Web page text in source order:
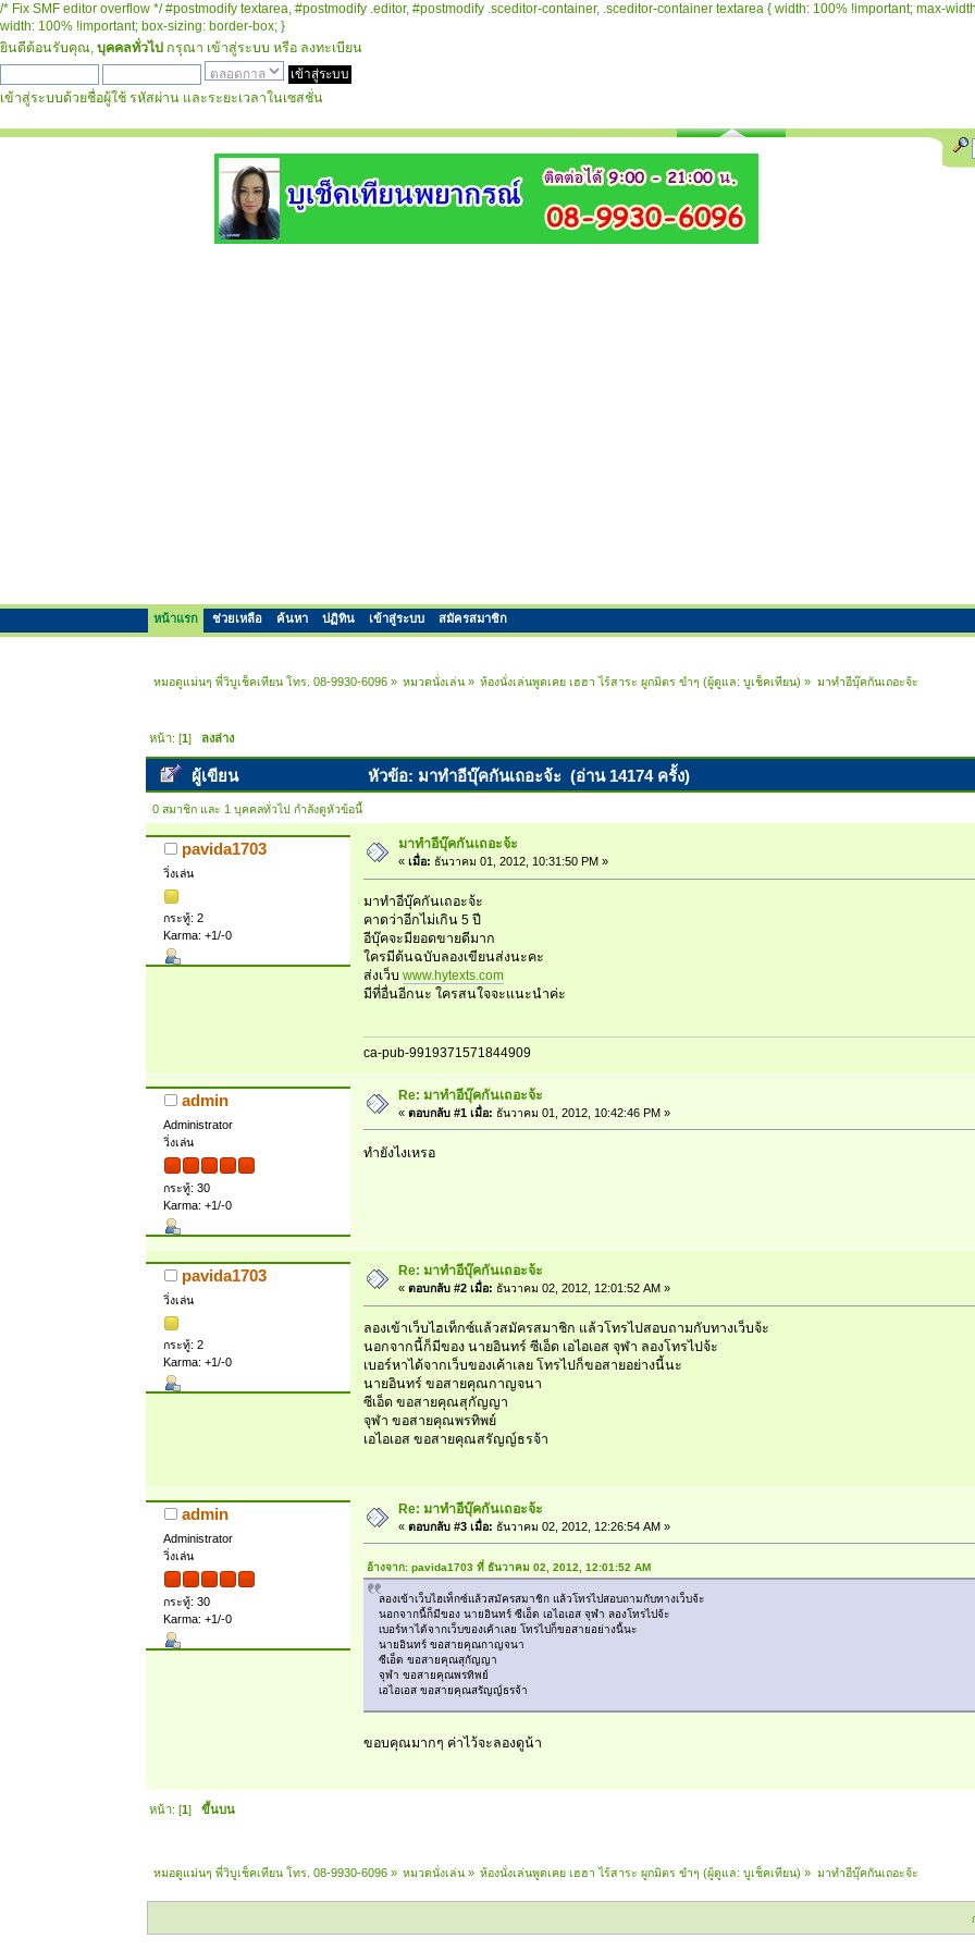
/* Fix SMF editor overflow */ #postmodify textarea, #postmodify .editor, #postmodify .sceditor-container, .sceditor-container textarea { width: 100% !important; max-
width: 100% !important; box-sizing: border-box; }
ยินดีต้อนรับคุณ, บุคคลทั่วไป กรุณา เข้าสู่ระบบ หรือ ลงทะเบียน
เข้าสู่ระบบด้วยชื่อผู้ใช้ รหัสผ่าน และระยะเวลาในเซสชั่น
หน้าแรก ช่วยเหลือ ค้นหา ปฏิทิน เข้าสู่ระบบ สมัครสมาชิก
หมอดูแม่นๆ พี่วิบูเช็คเทียน โทร. 08-9930-6096» หมวดนั่งเล่น» ห้องนั่งเล่นพูดเคย เฮฮา ไร้สาระ ผูกมิตร ขำๆ (ผู้ดูแล:บูเช็คเทียน) » มาทำอีบุ๊คกันเถอะจ้ะ
หน้า: [1] ลงล่าง
ผู้เขียน หัวข้อ: มาทำอีบุ๊คกันเถอะจ้ะ (อ่าน 14174 ครั้ง)
0 สมาชิก และ 1 บุคคลทั่วไป กำลังดูหัวข้อนี้
pavida1703
วิ่งเล่น
กระทู้: 2
Karma: +1/-0
มาทำอีบุ๊คกันเถอะจ้ะ
«เมื่อ: ธันวาคม 01, 2012, 10:31:50 PM »
มาทำอีบุ๊คกันเถอะจ้ะ
คาดว่าอีกไม่เกิน 5 ปี
อีบุ๊คจะมียอดขายดีมาก
ใครมีต้นฉบับลองเขียนส่งนะคะ
ส่งเว็บwww.hytexts.com
มีที่อื่นอีกนะ ใครสนใจจะแนะนำค่ะ
ca-pub-9919371571844909
admin
Administrator
วิ่งเล่น
กระทู้: 30
Karma: +1/-0
Re: มาทำอีบุ๊คกันเถอะจ้ะ
«ตอบกลับ #1 เมื่อ: ธันวาคม 01, 2012, 10:42:46 PM »
ทำยังไงเหรอ
pavida1703
วิ่งเล่น
กระทู้: 2
Karma: +1/-0
Re: มาทำอีบุ๊คกันเถอะจ้ะ
«ตอบกลับ #2 เมื่อ: ธันวาคม 02, 2012, 12:01:52 AM »
ลองเข้าเว็บไฮเท็กซ์แล้วสมัครสมาชิก แล้วโทรไปสอบถามกับทางเว็บจ้ะ
นอกจากนี้ก็มีของ นายอินทร์ ซีเอ็ด เอไอเอส จุฬา ลองโทรไปจ้ะ
เบอร์หาได้จากเว็บของเค้าเลย โทรไปก็ขอสายอย่างนี้นะ
นายอินทร์ ขอสายคุณกาญจนา
ซีเอ็ด ขอสายคุณสุกัญญา
จุฬา ขอสายคุณพรทิพย์
เอไอเอส ขอสายคุณสรัญญ์ธรจ้า
admin
Administrator
วิ่งเล่น
กระทู้: 30
Karma: +1/-0
Re: มาทำอีบุ๊คกันเถอะจ้ะ
«ตอบกลับ #3 เมื่อ: ธันวาคม 02, 2012, 12:26:54 AM »
อ้างจาก: pavida1703 ที่ ธันวาคม 02, 2012, 12:01:52 AM
ลองเข้าเว็บไฮเท็กซ์แล้วสมัครสมาชิก แล้วโทรไปสอบถามกับทางเว็บจ้ะ
นอกจากนี้ก็มีของ นายอินทร์ ซีเอ็ด เอไอเอส จุฬา ลองโทรไปจ้ะ
เบอร์หาได้จากเว็บของเค้าเลย โทรไปก็ขอสายอย่างนี้นะ
นายอินทร์ ขอสายคุณกาญจนา
ซีเอ็ด ขอสายคุณสุกัญญา
จุฬา ขอสายคุณพรทิพย์
เอไอเอส ขอสายคุณสรัญญ์ธรจ้า
ขอบคุณมากๆ ค่าไว้จะลองดูน้า
หน้า: [1] ขึ้นบน
หมอดูแม่นๆ พี่วิบูเช็คเทียน โทร. 08-9930-6096» หมวดนั่งเล่น» ห้องนั่งเล่นพูดเคย เฮฮา ไร้สาระ ผูกมิตร ขำๆ (ผู้ดูแล:บูเช็คเทียน) » มาทำอีบุ๊คกันเถอะจ้ะ